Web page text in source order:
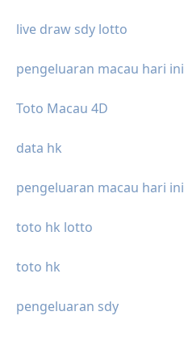
live draw sdy lotto
pengeluaran macau hari ini
Toto Macau 4D
data hk
pengeluaran macau hari ini
toto hk lotto
toto hk
pengeluaran sdy